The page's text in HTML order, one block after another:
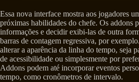
Essa nova interface mostra aos jogadores
próximas habilidades do chefe. Os addons
informações e decidir exibi-las de outra
barras de contagem regressiva, por
alterar a aparência da linha do tempo, seja
de acessibilidade ou simplesmente por
Addons podem até incorporar eventos
tempo, como cronômetros de intervalo.